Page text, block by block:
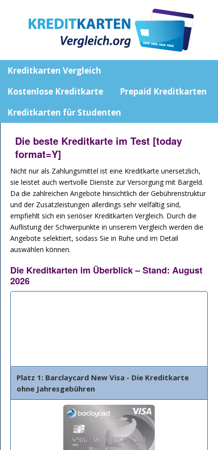
Kreditkarten Vergleich
Kostenlose Kreditkarte
Prepaid Kreditkarten
Kreditkarten für Studenten
Die beste Kreditkarte im Test [today
format=Y]
Nicht nur als Zahlungsmittel ist eine Kreditkarte unersetzlich,
sie leistet auch wertvolle Dienste zur Versorgung mit Bargeld.
Da die zahlreichen Angebote hinsichtlich der Gebührenstruktur
und der Zusatzleistungen allerdings sehr vielfältig sind,
empfiehlt sich ein seriöser Kreditkarten Vergleich. Durch die
Auflistung der Schwerpunkte in unserem Vergleich werden die
Angebote selektiert, sodass Sie in Ruhe und im Detail
auswählen können.
Die Kreditkarten im Überblick – Stand: August
2026
Platz 1: Barclaycard New Visa - Die Kreditkarte
ohne Jahresgebühren